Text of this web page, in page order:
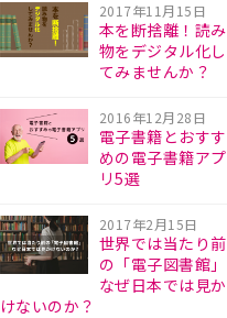
2017年11月15日
本を断捨離！読み
物をデジタル化し
てみませんか？
2016年12月28日
電子書籍とおすす
めの電子書籍アプ
リ5選
2017年2月15日
世界では当たり前
の「電子図書館」
なぜ日本では見か
けないのか？